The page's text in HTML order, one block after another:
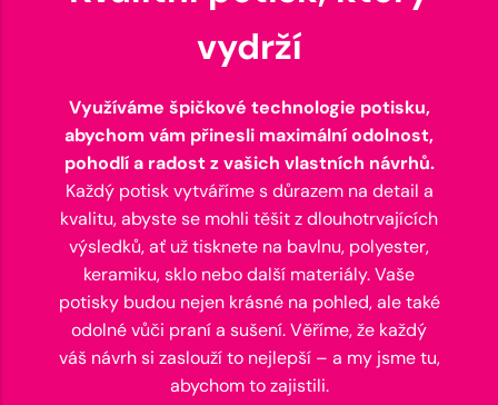
vydrží
Využíváme špičkové technologie potisku,
abychom vám přinesli maximální odolnost,
pohodlí a radost z vašich vlastních návrhů.
Každý potisk vytváříme s důrazem na detail a
kvalitu, abyste se mohli těšit z dlouhotrvajících
výsledků, ať už tisknete na bavlnu, polyester,
keramiku, sklo nebo další materiály. Vaše
potisky budou nejen krásné na pohled, ale také
odolné vůči praní a sušení. Věříme, že každý
váš návrh si zaslouží to nejlepší – a my jsme tu,
abychom to zajistili.